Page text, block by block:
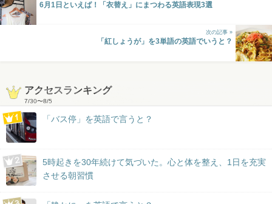
6月1日といえば！「衣替え」にまつわる英語表現3選
次の記事 »
「紅しょうが」を3単語の英語でいうと？
アクセスランキング
7/30〜8/5
「バス停」を英語で言うと？
5時起きを30年続けて気づいた。心と体を整え、1日を充実
させる朝習慣